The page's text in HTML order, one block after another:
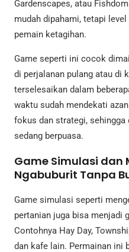
Gardenscapes, atau
mudah dipahami, tetapi
pemain ketagihan.
Game seperti ini cocok
di perjalanan pulang atau di
terselesaikan dalam
waktu sudah mendekati
fokus dan strategi,
sedang berpuasa.
Game Simulasi dan
Ngabuburit Tanpa
Game simulasi seperti
pertanian juga bisa menjadi
Contohnya Hay Day,
dan kafe lain. Permainan ini